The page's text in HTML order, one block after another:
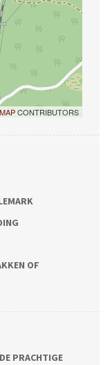
CONTRIBUTORS
OF
PRACHTIGE